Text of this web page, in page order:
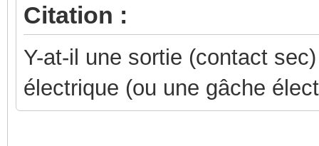
Citation :
Y-at-il une sortie (contact
électrique (ou une gâche